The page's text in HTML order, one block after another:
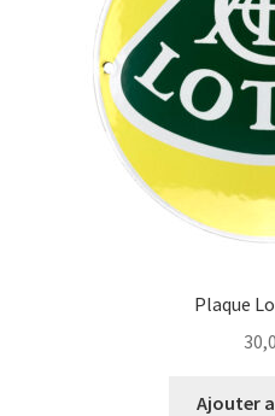
Plaque
Ajouter